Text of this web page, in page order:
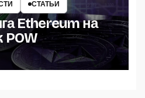
СТАТЬИ
Ethereum на